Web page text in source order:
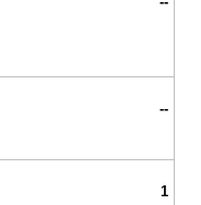
--
1